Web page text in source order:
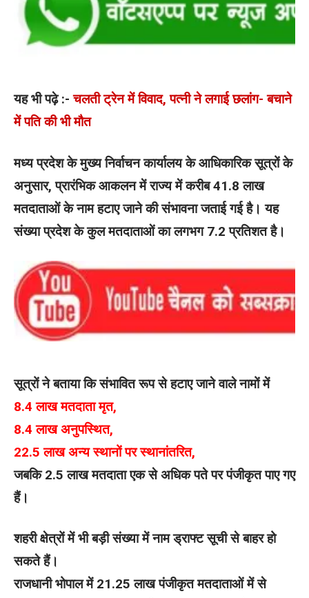
यह भी पढ़े :-चलती ट्रेन में विवाद, पत्नी ने लगाई छलांग- बचाने
में पति की भी मौत
मध्य प्रदेश के मुख्य निर्वाचन कार्यालय के आधिकारिक सूत्रों के
अनुसार, प्रारंभिक आकलन में राज्य में करीब 41.8 लाख
मतदाताओं के नाम हटाए जाने की संभावना जताई गई है। यह
संख्या प्रदेश के कुल मतदाताओं का लगभग 7.2 प्रतिशत है।
सूत्रों ने बताया कि संभावित रूप से हटाए जाने वाले नामों में
8.4 लाख मतदाता मृत,
8.4 लाख अनुपस्थित,
22.5 लाख अन्य स्थानों पर स्थानांतरित,
जबकि 2.5 लाख मतदाता एक से अधिक पते पर पंजीकृत पाए गए
हैं।
शहरी क्षेत्रों में भी बड़ी संख्या में नाम ड्राफ्ट सूची से बाहर हो
सकते हैं।
राजधानी भोपाल में 21.25 लाख पंजीकृत मतदाताओं में से